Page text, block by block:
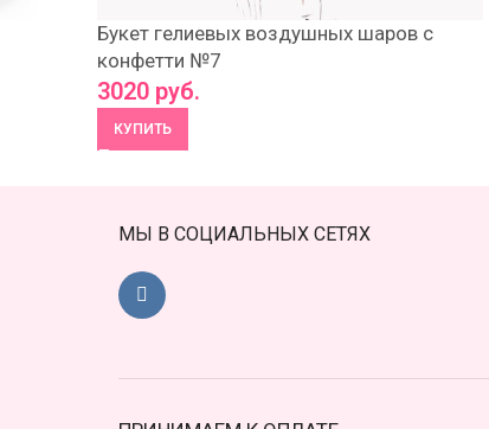
Букет гелиевых воздушных шаров с
конфетти №7
3020 руб.
КУПИТЬ
МЫ В СОЦИАЛЬНЫХ СЕТЯХ